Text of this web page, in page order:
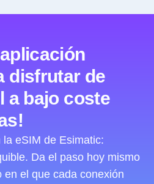
disfrutar de
a bajo coste
eSIM de Esimatic:
Da el paso hoy mismo
el que cada conexión